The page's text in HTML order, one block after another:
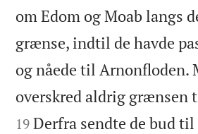
om Edom og Moab langs
grænse, indtil de havde
og nåede til Arnonfloden.
overskred aldrig grænsen
19 Derfra sendte de bud til